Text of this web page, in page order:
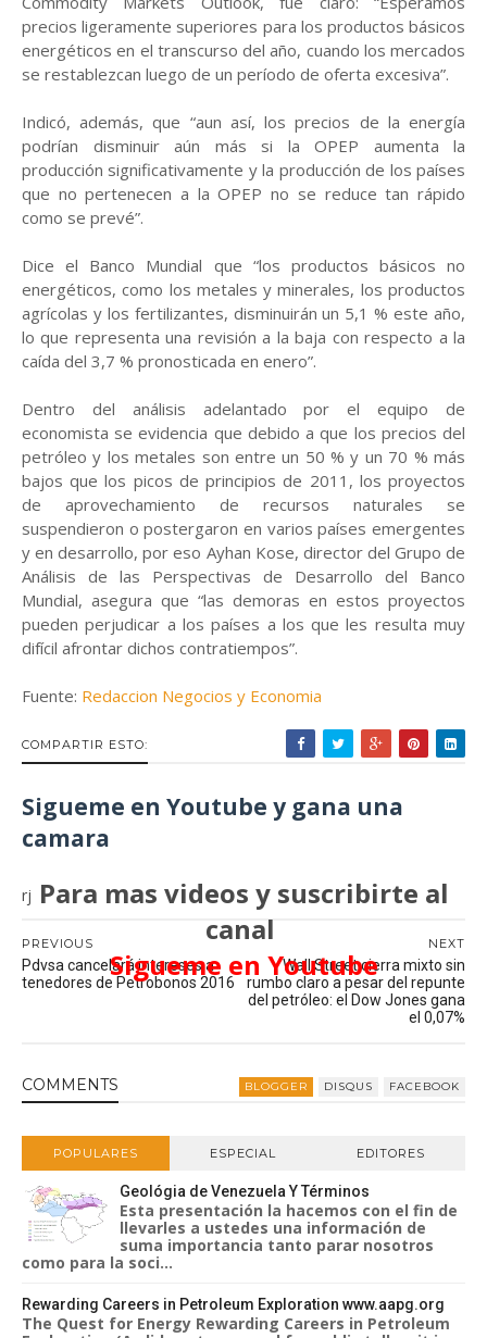
precios ligeramente superiores para los productos básicos
energéticos en el transcurso del año, cuando los mercados
se restablezcan luego de un período de oferta excesiva”.
Indicó, además, que “aun así, los precios de la energía
podrían disminuir aún más si la OPEP aumenta la
producción significativamente y la producción de los países
que no pertenecen a la OPEP no se reduce tan rápido
como se prevé”.
Dice el Banco Mundial que “los productos básicos no
energéticos, como los metales y minerales, los productos
agrícolas y los fertilizantes, disminuirán un 5,1 % este año,
lo que representa una revisión a la baja con respecto a la
caída del 3,7 % pronosticada en enero”.
Dentro del análisis adelantado por el equipo de
economista se evidencia que debido a que los precios del
petróleo y los metales son entre un 50 % y un 70 % más
bajos que los picos de principios de 2011, los proyectos
de aprovechamiento de recursos naturales se
suspendieron o postergaron en varios países emergentes
y en desarrollo, por eso Ayhan Kose, director del Grupo de
Análisis de las Perspectivas de Desarrollo del Banco
Mundial, asegura que “las demoras en estos proyectos
pueden perjudicar a los países a los que les resulta muy
difícil afrontar dichos contratiempos”.
Fuente: Redaccion Negocios y Economia
COMPARTIR ESTO:
Sigueme en Youtube y gana una
camara
Para mas videos y suscribirte al
canal
Sigueme en Youtube
rj
NEXT
Wall Street cierra mixto sin
rumbo claro a pesar del repunte
del petróleo: el Dow Jones gana
el 0,07%
PREVIOUS
Pdvsa cancelará intereses a
tenedores de Petrobonos 2016
COMMENTS BLOGGER DISQUS FACEBOOK
POPULARES ESPECIAL EDITORES
Geológia de Venezuela Y Términos
Esta presentación la hacemos con el fin de
llevarles a ustedes una información de
suma importancia tanto parar nosotros
como para la soci...
Rewarding Careers in Petroleum Exploration www.aapg.org
The Quest for Energy Rewarding Careers in Petroleum